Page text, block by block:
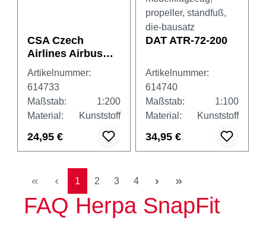
CSA Czech
Airlines Airbus
A220-300
Artikelnummer:
614733
Maßstab:
1:200
Material:
Kunststoff
24,95 €
DAT ATR-72-200
Artikelnummer:
614740
Maßstab:
1:100
Material:
Kunststoff
34,95 €
Seite
1 Seite
2 Seite
3 Seite
4
FAQ Herpa SnapFit